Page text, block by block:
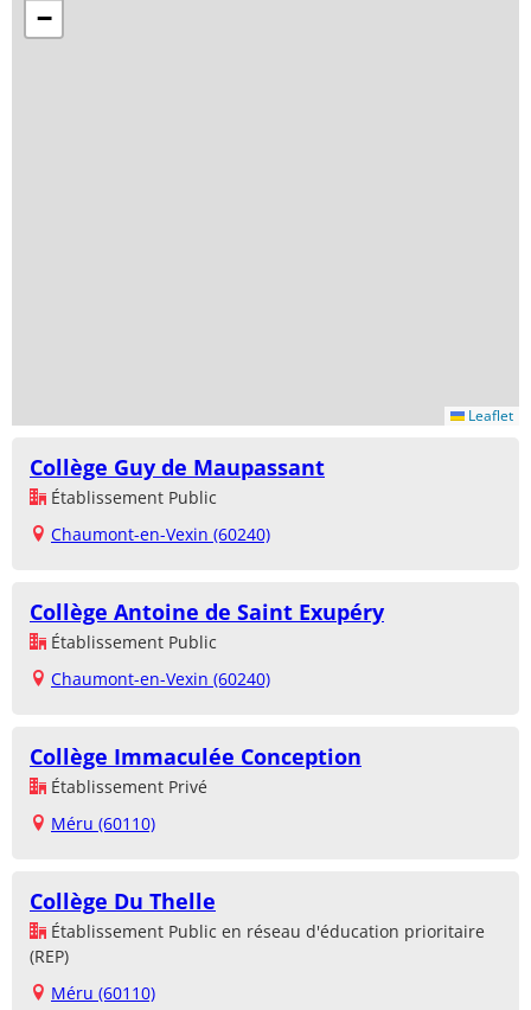
−
Leaflet
Collège Guy de Maupassant
Établissement Public
Chaumont-en-Vexin (60240)
Collège Antoine de Saint Exupéry
Établissement Public
Chaumont-en-Vexin (60240)
Collège Immaculée Conception
Établissement Privé
Méru (60110)
Collège Du Thelle
Établissement Public en réseau d'éducation prioritaire
(REP)
Méru (60110)